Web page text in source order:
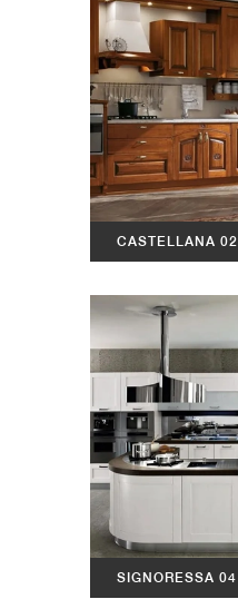
CASTELLANA 02
SIGNORESSA 04